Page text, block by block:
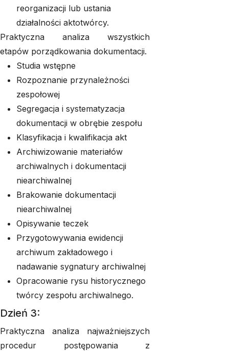
reorganizacji lub ustania
działalności aktotwórcy.
Praktyczna analiza wszystkich
etapów porządkowania dokumentacji.
Studia wstępne
Rozpoznanie przynależności
zespołowej
Segregacja i systematyzacja
dokumentacji w obrębie zespołu
Klasyfikacja i kwalifikacja akt
Archiwizowanie materiałów
archiwalnych i dokumentacji
niearchiwalnej
Brakowanie dokumentacji
niearchiwalnej
Opisywanie teczek
Przygotowywania ewidencji
archiwum zakładowego i
nadawanie sygnatury archiwalnej
Opracowanie rysu historycznego
twórcy zespołu archiwalnego.
Dzień 3:
Praktyczna analiza najważniejszych
procedur postępowania z